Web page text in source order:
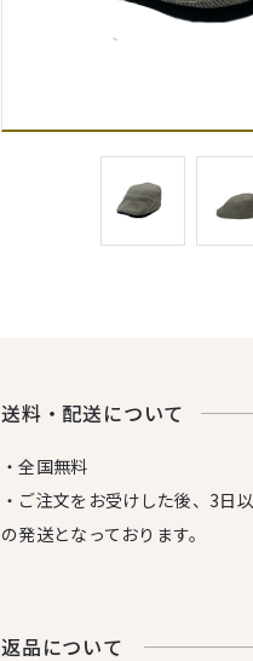
送料・配送について
・全国無料
・ご注文をお受けした後、3日
の発送となっております。
返品について